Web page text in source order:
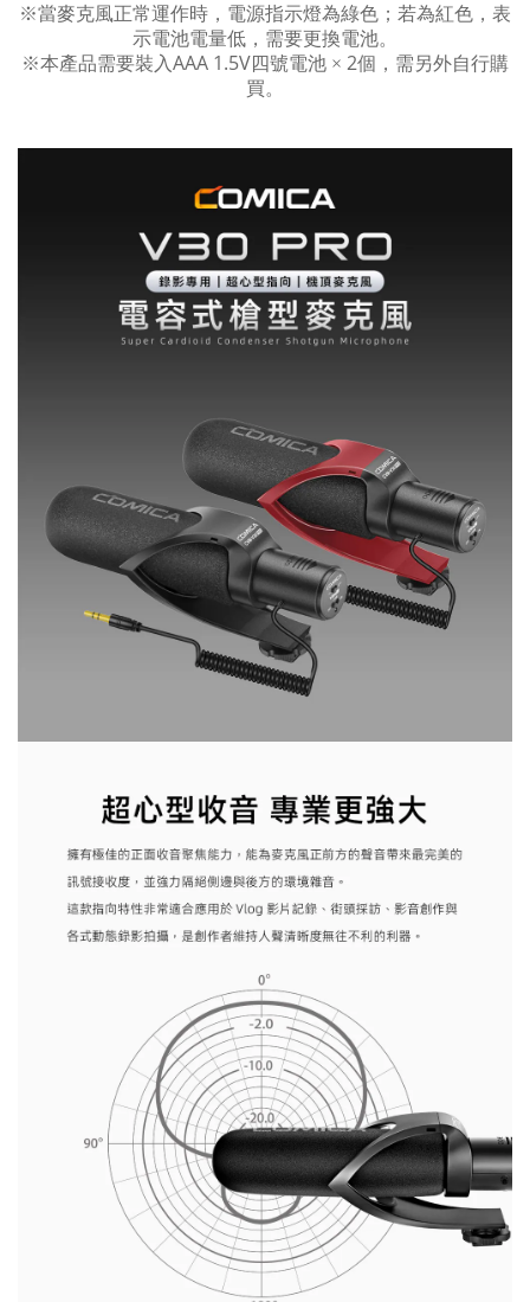
※當麥克風正常運作時，電源指示燈為綠色；若為紅色，表
示電池電量低，需要更換電池。
※本產品需要裝入AAA 1.5V四號電池 × 2個，需另外自行購
買。